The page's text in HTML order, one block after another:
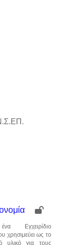
.Σ.ΕΠ .
Εγχειρίδιο
χρησιμεύει ως το
υλικό για τους